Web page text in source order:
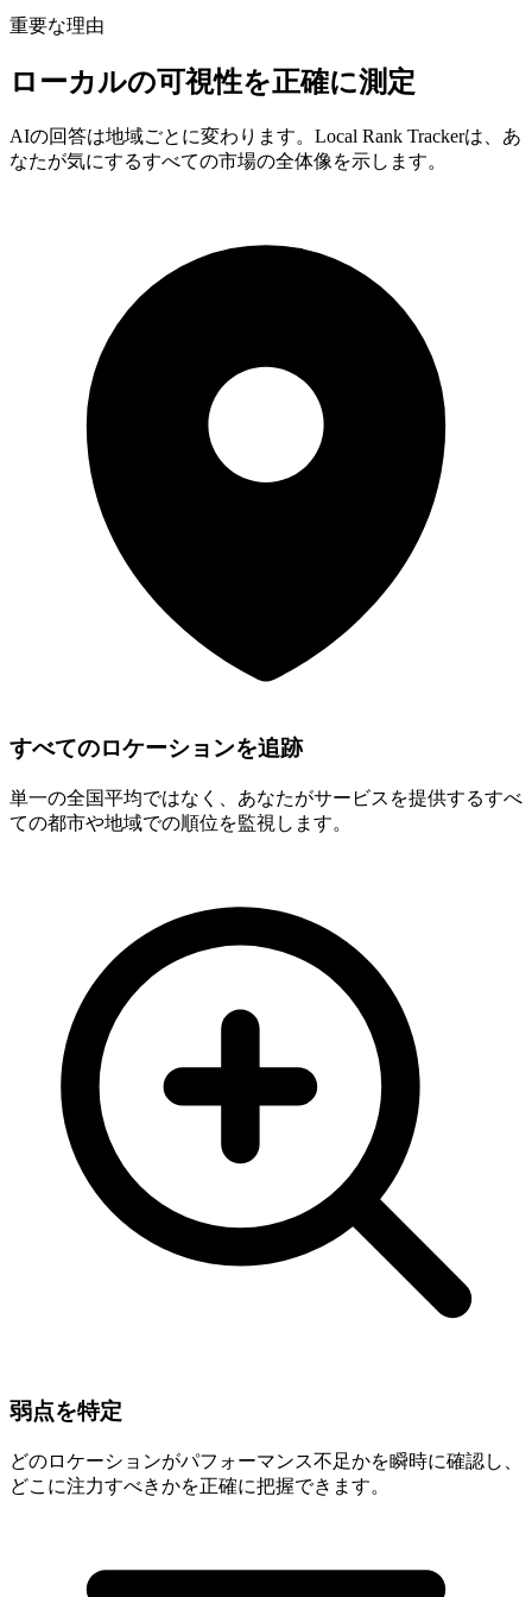
Brooklyn
Manhattan water heaters repair
Manhattan
plumber near me Brooklyn
重要な理由
ローカルの可視性を正確に測定
AIの回答は地域ごとに変わります。Local Rank Trackerは、あ
なたが気にするすべての市場の全体像を示します。
すべてのロケーションを追跡
単一の全国平均ではなく、あなたがサービスを提供するすべ
ての都市や地域での順位を監視します。
弱点を特定
どのロケーションがパフォーマンス不足かを瞬時に確認し、
どこに注力すべきかを正確に把握できます。